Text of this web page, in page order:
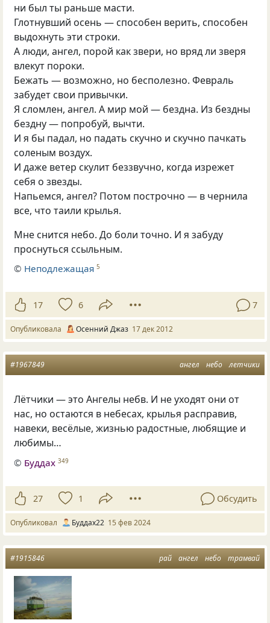
ни был ты раньше масти.
Глотнувший осень — способен верить, способен
выдохнуть эти строки.
А люди, ангел, порой как звери, но вряд ли зверя
влекут пороки.
Бежать — возможно, но бесполезно. Февраль
забудет свои привычки.
Я сломлен, ангел. А мир мой — бездна. Из бездны
бездну — попробуй, вычти.
И я бы падал, но падать скучно и скучно пачкать
соленым воздух.
И даже ветер скулит беззвучно, когда изрежет
себя о звезды.
Напьемся, ангел? Потом построчно — в чернила
все, что таили крылья.
Мне снится небо. До боли точно. И я забуду
проснуться ссыльным.
© Неподлежащая 5
17 6 7
Опубликовала Осенний Джаз 17 дек 2012
ангел небо летчики
#1967849
Лётчики — это Ангелы небв. И не уходят они от
нас, но остаются в небесах, крылья расправив,
навеки, весёлые, жизнью радостные, любящие и
любимы…
© Буддах 349
27 1 Обсудить
Опубликовал Буддах22 15 фев 2024
рай ангел небо трамвай
#1915846